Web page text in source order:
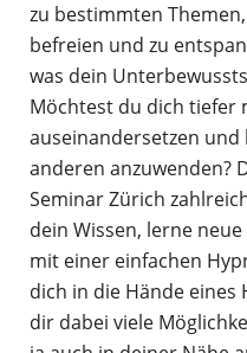
zu bestimmten
befreien und zu
was dein
Möchtest du dich tiefer
auseinandersetzen
anderen anzuwenden?
Seminar Zürich
dein Wissen, lerne
mit einer einfachen
dich in die Hände
dir dabei viele